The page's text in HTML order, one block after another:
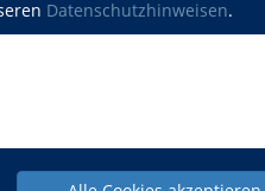
Datenschutzhinweisen.